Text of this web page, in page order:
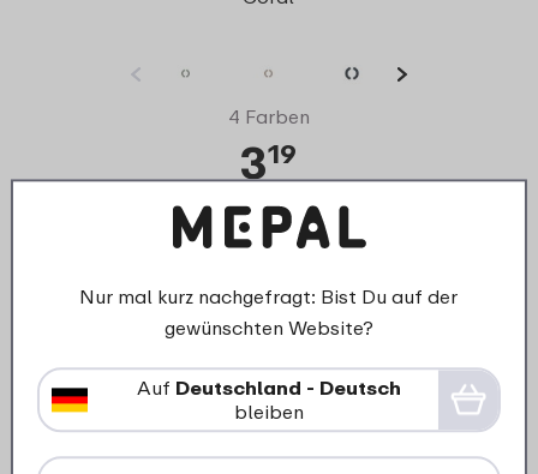
4 Farben
319
Details Bestellen
Nur mal kurz nachgefragt: Bist Du auf der
gewünschten Website?
Auf Deutschland - Deutsch
bleiben